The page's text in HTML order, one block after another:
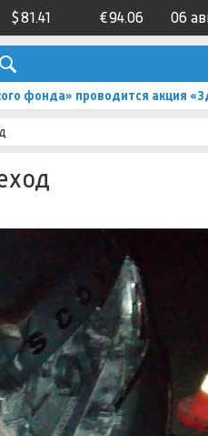
$81.41 €94.06 06
фонда» проводится акция